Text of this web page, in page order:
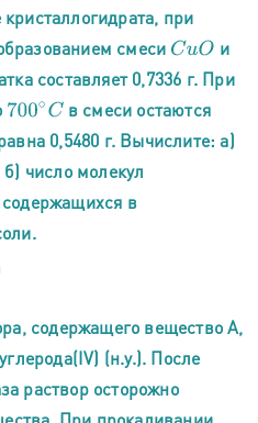
при
смеси CuO
и
составляет 0,7336 г. При
700∘C в смеси остаются
0,5480 г. Вычислите: а)
число молекул
в
содержащего вещество А,
(н.у.). После
раствор осторожно